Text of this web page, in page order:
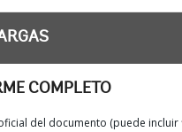
COMPLETO
del documento (puede incluir